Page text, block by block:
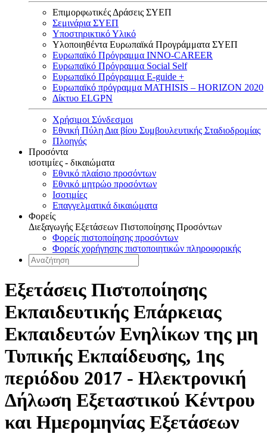
Επιμορφωτικές Δράσεις ΣΥΕΠ
Σεμινάρια ΣΥΕΠ
Υποστηρικτικό Υλικό
Υλοποιηθέντα Ευρωπαϊκά Προγράμματα ΣΥΕΠ
Ευρωπαϊκό Πρόγραμμα INNO-CAREER
Ευρωπαϊκό Πρόγραμμα Social Self
Ευρωπαϊκό Πρόγραμμα E-guide +
Ευρωπαϊκό πρόγραμμα MATHISIS – HORIZON 2020
Δίκτυο ELGPN
Χρήσιμοι Σύνδεσμοι
Εθνική Πύλη Δια βίου Συμβουλευτικής Σταδιοδρομίας
Πλοηγός
Προσόντα
ισοτιμίες - δικαιώματα
Εθνικό πλαίσιο προσόντων
Εθνικό μητρώο προσόντων
Ισοτιμίες
Επαγγελματικά δικαιώματα
Φορείς
Διεξαγωγής Εξετάσεων Πιστοποίησης Προσόντων
Φορείς πιστοποίησης προσόντων
Φορείς χορήγησης πιστοποιητικών πληροφορικής
Εξετάσεις Πιστοποίησης
Εκπαιδευτικής Επάρκειας
Εκπαιδευτών Ενηλίκων της μη
Τυπικής Εκπαίδευσης, 1ης
περιόδου 2017 - Ηλεκτρονική
Δήλωση Εξεταστικού Κέντρου
και Ημερομηνίας Εξετάσεων